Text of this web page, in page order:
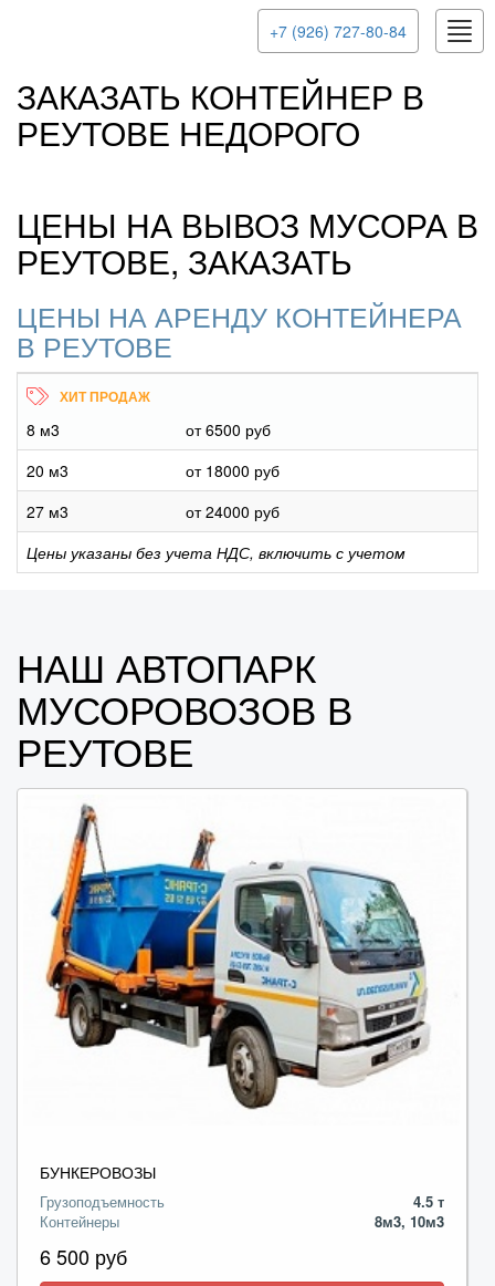
+7 (926) 727-80-84
ЗАКАЗАТЬ КОНТЕЙНЕР В
РЕУТОВЕ НЕДОРОГО
ЦЕНЫ НА ВЫВОЗ МУСОРА В
РЕУТОВЕ, ЗАКАЗАТЬ
ЦЕНЫ НА АРЕНДУ КОНТЕЙНЕРА
В РЕУТОВЕ
8 м3
от 6500 руб
20 м3
от 18000 руб
27 м3
от 24000 руб
Цены указаны без учета НДС, включить с учетом
НАШ АВТОПАРК
МУСОРОВОЗОВ В
РЕУТОВЕ
БУНКЕРОВОЗЫ
Грузоподъемность
4.5 т
Контейнеры
8м3, 10м3
6 500 руб